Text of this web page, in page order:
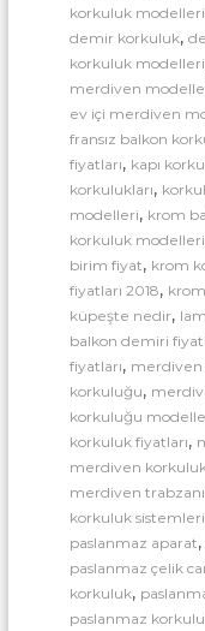
korkuluk modelleri
demir korkuluk,
korkuluk modelleri
merdiven
ev içi merdiven
fransız balkon
fiyatları, kapı
korkulukları,
modelleri, krom
korkuluk modelleri
birim fiyat, krom
fiyatları 2018,
küpeşte nedir,
balkon demiri
fiyatları, merdiven
korkuluğu,
korkuluğu
korkuluk fiyatları,
merdiven
merdiven trabzanı
korkuluk
paslanmaz aparat,
paslanmaz çelik
korkuluk,
paslanmaz